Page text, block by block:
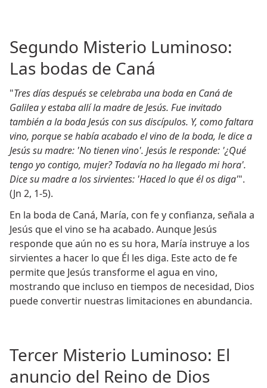
Segundo Misterio Luminoso:
Las bodas de Caná
"Tres días después se celebraba una boda en Caná de
Galilea y estaba allí la madre de Jesús. Fue invitado
también a la boda Jesús con sus discípulos. Y, como faltara
vino, porque se había acabado el vino de la boda, le dice a
Jesús su madre: 'No tienen vino'. Jesús le responde: '¿Qué
tengo yo contigo, mujer? Todavía no ha llegado mi hora'.
Dice su madre a los sirvientes: 'Haced lo que él os diga'".
(Jn 2, 1-5).
En la boda de Caná, María, con fe y confianza, señala a
Jesús que el vino se ha acabado. Aunque Jesús
responde que aún no es su hora, María instruye a los
sirvientes a hacer lo que Él les diga. Este acto de fe
permite que Jesús transforme el agua en vino,
mostrando que incluso en tiempos de necesidad, Dios
puede convertir nuestras limitaciones en abundancia.
Tercer Misterio Luminoso: El
anuncio del Reino de Dios